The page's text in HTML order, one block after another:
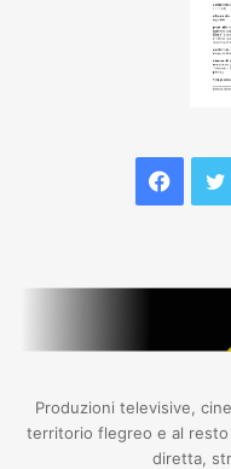
Produzioni televisive,
territorio flegreo e al
diretta,